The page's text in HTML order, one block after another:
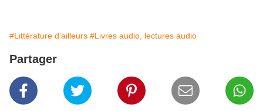
#Littérature d'ailleurs #Livres audio, lectures audio
Partager